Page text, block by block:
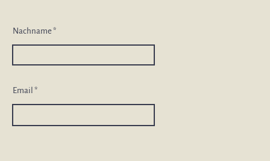
Nachname
Email